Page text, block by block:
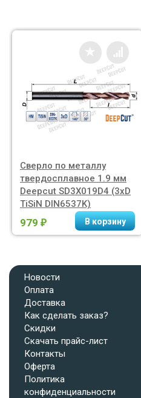
Сверло по металлу
твердосплавное 1.9 мм
Deepcut SD3X019D4 (3xD
TiSiN DIN6537K)
979 ₽
Новости
Оплата
Доставка
Как сделать заказ?
Скидки
Скачать прайс-лист
Контакты
Оферта
Политика
конфиденциальности